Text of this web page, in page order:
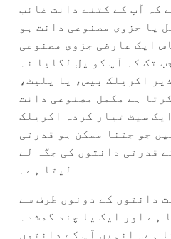
کہ آپ کے کتنے دانت غائب
یا جزوی مصنوعی دانت ہو
ایک عارضی جزوی مصنوعی
تک کہ آپ کو پل لگایا نہ
اکریلک بیس، یا پلیٹ،
ہے مکمل مصنوعی دانت
سیٹ تیار کردہ اکریلک
جو جتنا ممکن ہو قدرتی
قدرتی دانتوں کی جگہ لے
لیتا ہے۔
دانتوں کے دونوں طرف سے
ہے اور ایک یا چند گمشدہ
ہے۔ انہیں آپ کے دانتوں